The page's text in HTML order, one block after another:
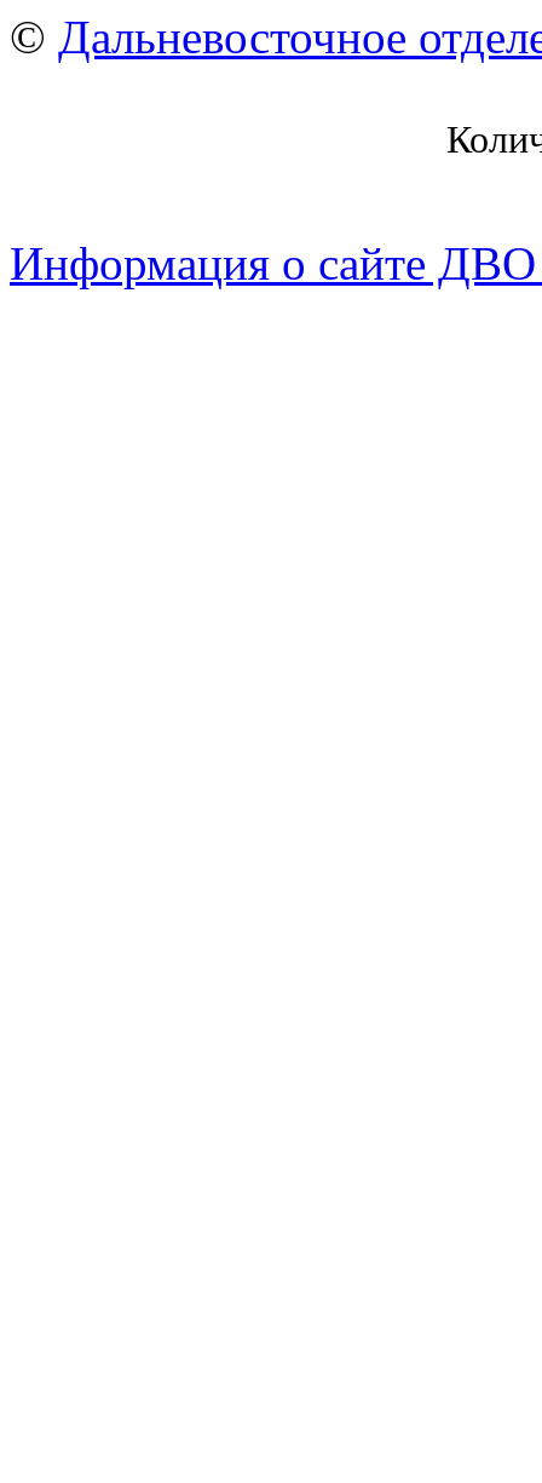
© Дальневосточное
Информация о сайте